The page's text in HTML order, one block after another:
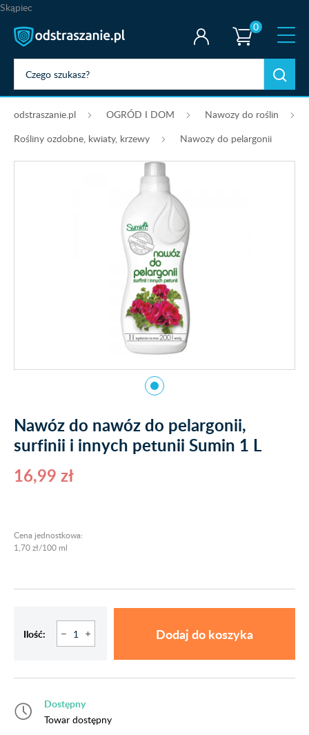
Skąpiec
0
odstraszanie.pl OGRÓD I DOM
Nawozy do roślin
Rośliny ozdobne, kwiaty, krzewy
Nawozy do pelargonii
Nawóz do nawóz do pelargonii,
surfinii i innych petunii Sumin 1 L
16,99 zł
Cena jednostkowa:
1,70 zł/100 ml
Ilość: Dodaj do koszyka
Dostępny
Towar dostępny